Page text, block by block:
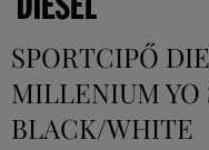
SPORTCIPŐ
MILLENIUM YO
BLACK/WHITE